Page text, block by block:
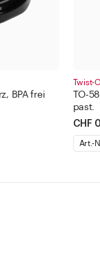
BPA frei
Twist-
TO-
past.
CHF
Art.-